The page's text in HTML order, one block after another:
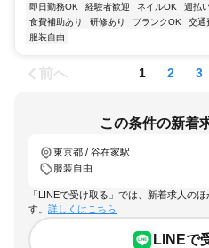
即日勤務OK
経験者歓迎 ネイルOK 週払
食費補助あり
研修あり ブランクOK 交通
服装自由
前へ 1 2 3
この条件の新着
東京都 / 谷在家駅
服装自由
「LINEで受け取る」では、新着求人の
す。 詳しくはこちら
LINEで